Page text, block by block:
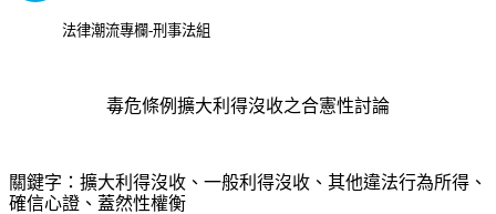
法律潮流專欄-刑事法組
毒危條例擴大利得沒收之合憲性討論
關鍵字：擴大利得沒收、一般利得沒收、其他違法行為所得、
確信心證、蓋然性權衡